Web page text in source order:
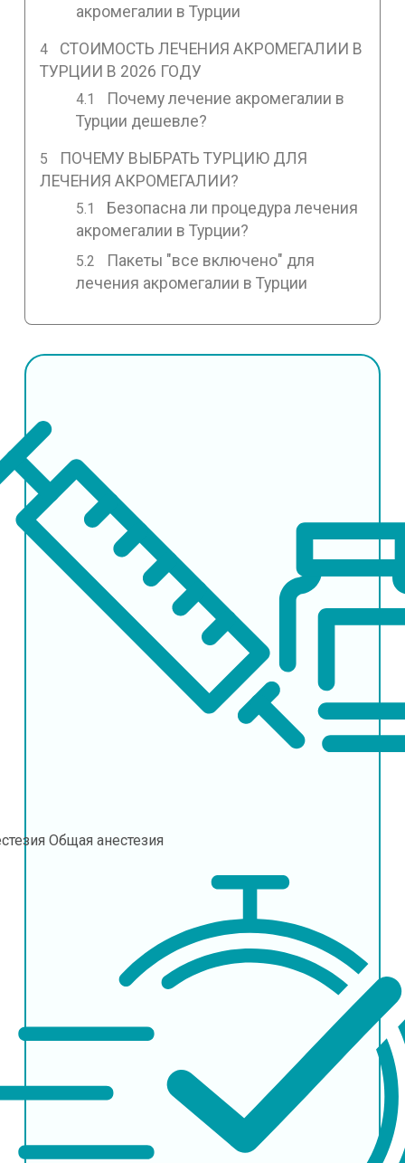
акромегалии в Турции
СТОИМОСТЬ ЛЕЧЕНИЯ АКРОМЕГАЛИИ В
ТУРЦИИ В 2026 ГОДУ
Почему лечение акромегалии в
Турции дешевле?
ПОЧЕМУ ВЫБРАТЬ ТУРЦИЮ ДЛЯ
ЛЕЧЕНИЯ АКРОМЕГАЛИИ?
Безопасна ли процедура лечения
акромегалии в Турции?
Пакеты "все включено" для
лечения акромегалии в Турции
Общая анестезия